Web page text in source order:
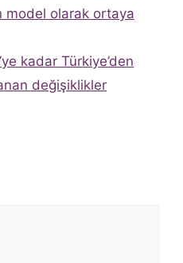
model olarak ortaya
kadar Türkiye’den
değişiklikler